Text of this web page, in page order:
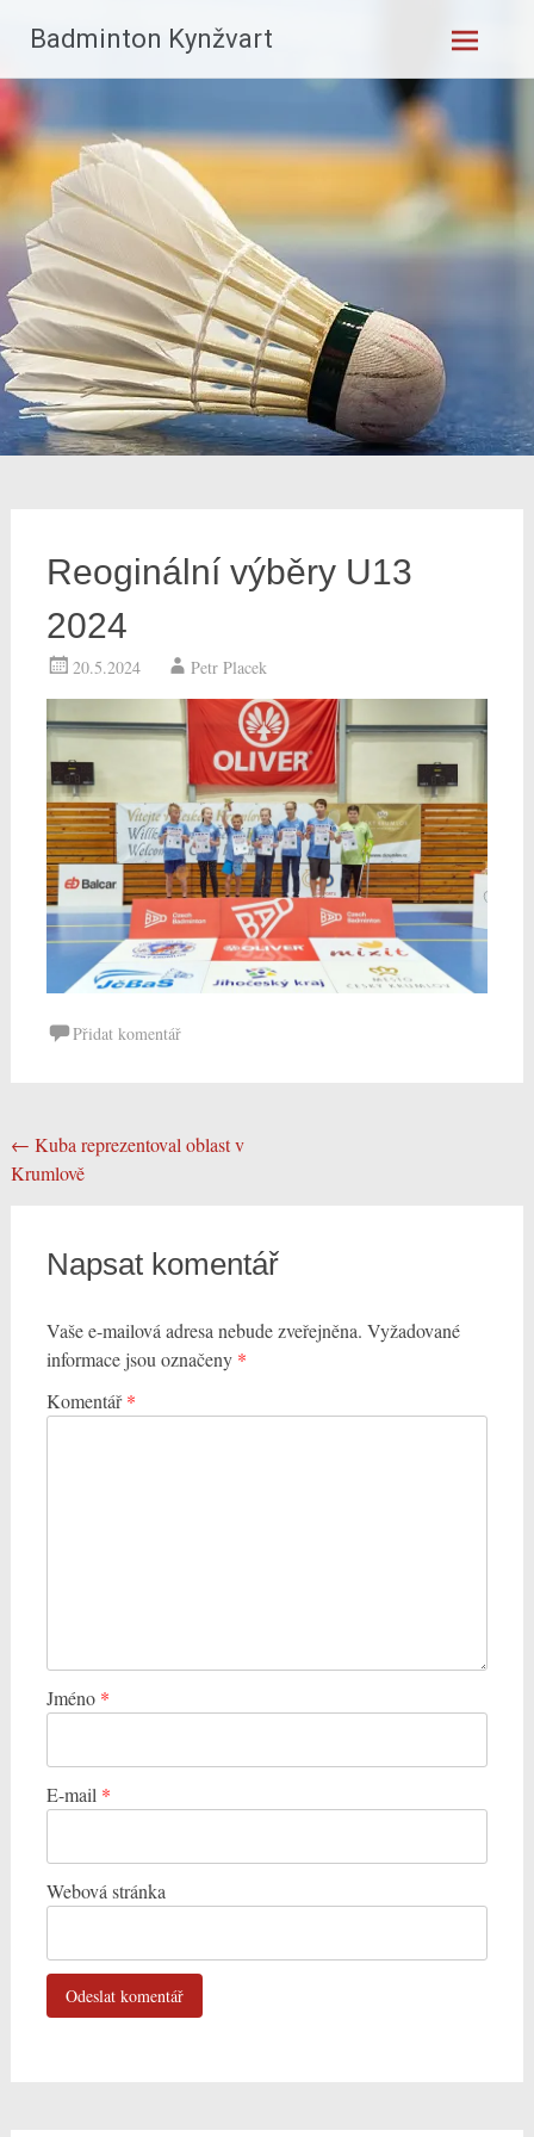
Badminton Kynžvart
Reoginální výběry U13
2024
20.5.2024 Petr Placek
Post
navigation
← Kuba reprezentoval oblast v
Krumlově
Napsat komentář
Vaše e-mailová adresa nebude zveřejněna. Vyžadované
informace jsou označeny *
Komentář*
Jméno *
E-mail *
Webová stránka